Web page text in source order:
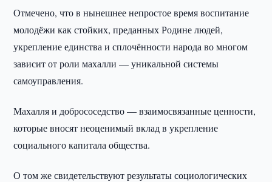
Отмечено, что в нынешнее непростое время воспитание
молодёжи как стойких, преданных Родине людей,
укрепление единства и сплочённости народа во многом
зависит от роли махалли — уникальной системы
самоуправления.
Махалля и добрососедство — взаимосвязанные ценности,
которые вносят неоценимый вклад в укрепление
социального капитала общества.
О том же свидетельствуют результаты социологических